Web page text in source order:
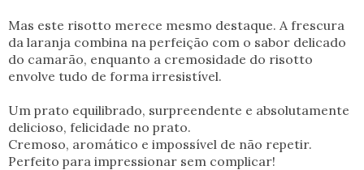
Mas este risotto merece mesmo destaque. A frescura
da laranja combina na perfeição com o sabor delicado
do camarão, enquanto a cremosidade do risotto
envolve tudo de forma irresistível.
Um prato equilibrado, surpreendente e absolutamente
delicioso, felicidade no prato.
Cremoso, aromático e impossível de não repetir.
Perfeito para impressionar sem complicar!